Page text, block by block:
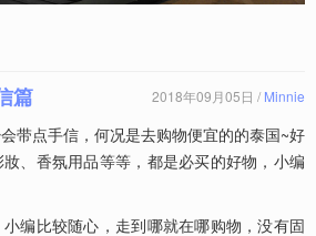
篇 2018年09月05日 / Minnie
带点手信，何况是去购物便宜的的泰国~好
、香氛用品等等，都是必买的好物，小编
编比较随心，走到哪就在哪购物，没有固